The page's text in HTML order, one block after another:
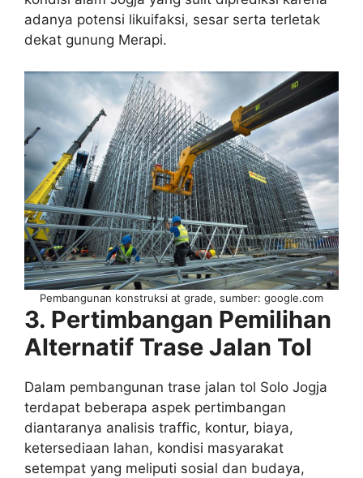
adanya potensi likuifaksi, sesar serta terletak
dekat gunung Merapi.
Pembangunan konstruksi at grade, sumber: google.com
3. Pertimbangan Pemilihan
Alternatif Trase Jalan Tol
Dalam pembangunan trase jalan tol Solo Jogja
terdapat beberapa aspek pertimbangan
diantaranya analisis traffic, kontur, biaya,
ketersediaan lahan, kondisi masyarakat
setempat yang meliputi sosial dan budaya,